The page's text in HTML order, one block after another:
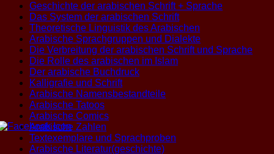
Geschichte der arabischen Schrift + Sprache
Das System der arabischen Schrift
Theoretische Linguistik des Arabischen
Arabische Sprachgruppen und Dialekte
Die Verbreitung der arabischen Schrift und Sprache
Die Rolle des arabischen im Islam
Der arabische Buchdruck
Kalligrafie und Schrift
Arabische Namensbestandteile
Arabische Tatoos
Arabische Comics
Arabische Zahlen
Textexemplare und Sprachproben
Arabische Literatur(geschichte)